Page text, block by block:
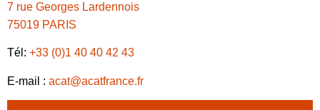
7 rue Georges Lardennois
75019 PARIS
Tél: +33 (0)1 40 40 42 43
E-mail : acat@acatfrance.fr